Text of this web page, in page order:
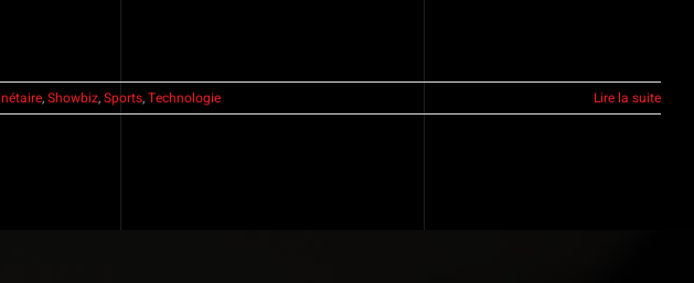
,Showbiz,Sports,Technologie Lire la suite